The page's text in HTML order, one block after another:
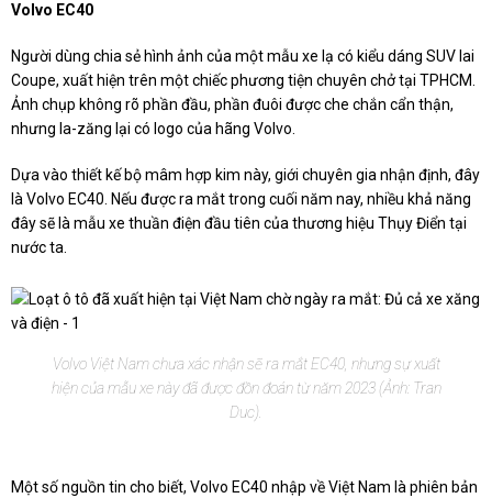
Volvo EC40
Người dùng chia sẻ hình ảnh của một mẫu xe lạ có kiểu dáng SUV lai
Coupe, xuất hiện trên một chiếc phương tiện chuyên chở tại TPHCM.
Ảnh chụp không rõ phần đầu, phần đuôi được che chắn cẩn thận,
nhưng la-zăng lại có logo của hãng Volvo.
Dựa vào thiết kế bộ mâm hợp kim này, giới chuyên gia nhận định, đây
là Volvo EC40. Nếu được ra mắt trong cuối năm nay, nhiều khả năng
đây sẽ là mẫu xe thuần điện đầu tiên của thương hiệu Thụy Điển tại
nước ta.
Volvo Việt Nam chưa xác nhận sẽ ra mắt EC40, nhưng sự xuất
hiện của mẫu xe này đã được đồn đoán từ năm 2023 (Ảnh: Tran
Duc).
Một số nguồn tin cho biết, Volvo EC40 nhập về Việt Nam là phiên bản